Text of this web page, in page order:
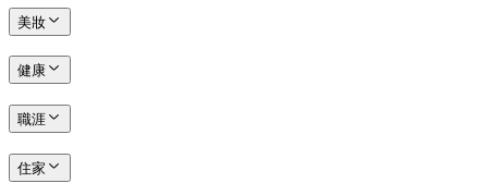
美妝
健康
職涯
住家